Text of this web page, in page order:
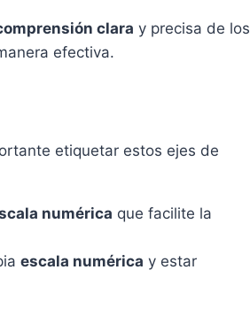
clara y precisa de los
efectiva.
etiquetar estos ejes de
numérica que facilite la
escala numérica y estar